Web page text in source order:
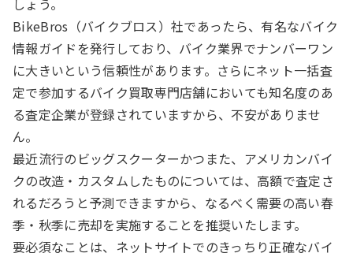
BikeBros（バイクブロス）社であったら、有名なバイク
情報ガイドを発行しており、バイク業界でナンバーワン
に大きいという信頼性があります。さらにネット一括査
定で参加するバイク買取専門店舗においても知名度のあ
る査定企業が登録されていますから、不安がありませ
ん。
最近流行のビッグスクーターかつまた、アメリカンバイ
クの改造・カスタムしたものについては、高額で査定さ
れるだろうと予測できますから、なるべく需要の高い春
季・秋季に売却を実施することを推奨いたします。
要必須なことは、ネットサイトでのきっちり正確なバイ